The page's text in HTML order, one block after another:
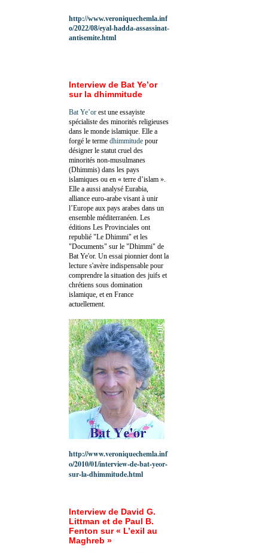
http://www.veroniquechemla.inf
o/2022/08/eyal-hadda-assassinat-
antisemite.html
Interview de Bat Ye’or
sur la dhimmitude
Bat Ye’or est une essayiste
spécialiste des minorités religieuses
dans le monde islamique. Elle a
forgé le terme dhimmitude pour
désigner le statut cruel des
minorités non-musulmanes
(Dhimmis) dans les pays
islamiques ou en « terre d’islam ».
Elle a aussi analysé Eurabia,
alliance euro-arabe visant à unir
l’Europe aux pays arabes dans un
ensemble méditerranéen. Les
éditions Les Provinciales ont
republié "Le Dhimmi" et les
"Documents" sur le "Dhimmi" de
Bat Ye'or. Un essai pionnier dont la
lecture s'avère indispensable pour
comprendre la situation des juifs et
chrétiens sous domination
islamique, et en France
actuellement.
http://www.veroniquechemla.inf
o/2010/01/interview-de-bat-yeor-
sur-la-dhimmitude.html
Interview de David G.
Littman et de Paul B.
Fenton sur « L’exil au
Maghreb »